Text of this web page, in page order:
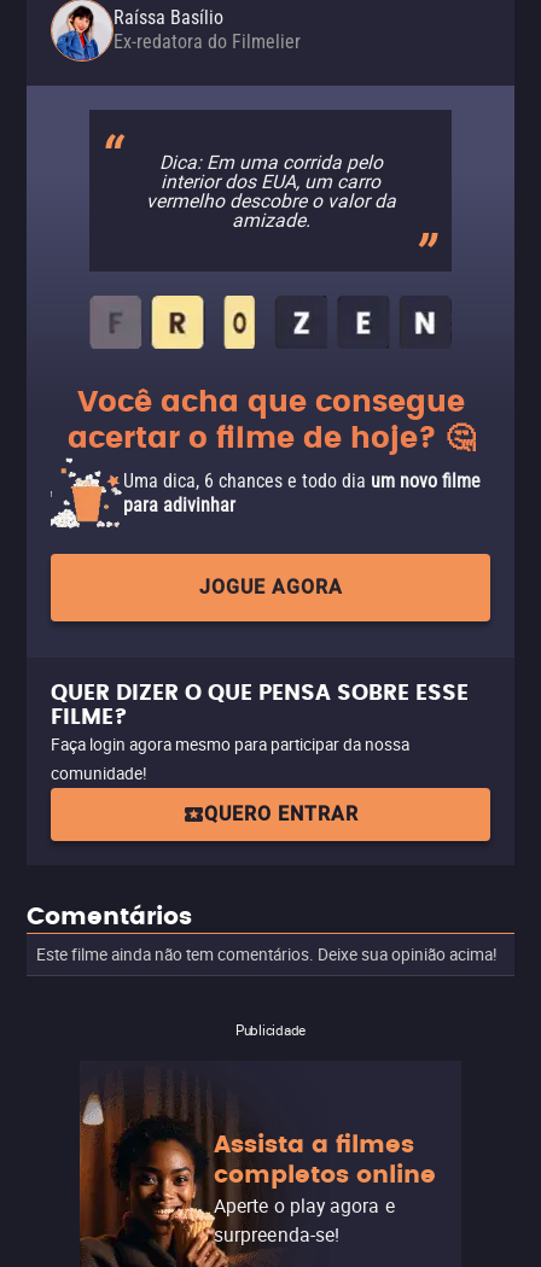
Raíssa Basílio
Ex-redatora do Filmelier
Dica: Em uma corrida pelo
interior dos EUA, um carro
vermelho descobre o valor da
amizade.
Você acha que consegue
acertar o filme de hoje? 🤔
Uma dica, 6 chances e todo dia um novo filme
para adivinhar
JOGUE AGORA
QUER DIZER O QUE PENSA SOBRE ESSE
FILME?
Faça login agora mesmo para participar da nossa
comunidade!
QUERO ENTRAR
Comentários
Este filme ainda não tem comentários. Deixe sua opinião acima!
Publicidade
Assista a filmes
completos online
Aperte o play agora e
surpreenda-se!